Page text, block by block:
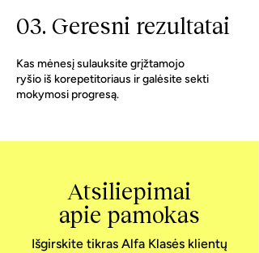
03. Geresni rezultatai
Kas mėnesį sulauksite grįžtamojo
ryšio iš korepetitoriaus ir galėsite sekti
mokymosi progresą.
Atsiliepimai
apie pamokas
Išgirskite tikras Alfa Klasės klientų